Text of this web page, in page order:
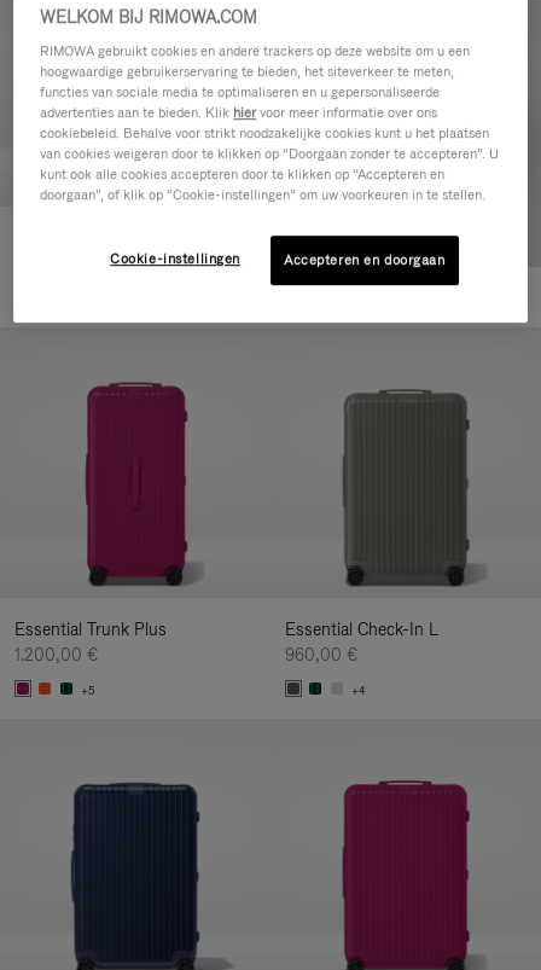
Essential Trunk Plus
1.200,00 €
+5
Essential Check-In L
960,00 €
+4
WELKOM BIJ RIMOWA.COM
RIMOWA gebruikt cookies en andere trackers op deze website om u een
hoogwaardige gebruikerservaring te bieden, het siteverkeer te meten,
functies van sociale media te optimaliseren en u gepersonaliseerde
advertenties aan te bieden. Klik hiervoor meer informatie over ons
cookiebeleid. Behalve voor strikt noodzakelijke cookies kunt u het plaatsen
van cookies weigeren door te klikken op “Doorgaan zonder te accepteren”. U
kunt ook alle cookies accepteren door te klikken op “Accepteren en
doorgaan”, of klik op “Cookie-instellingen” om uw voorkeuren in te stellen.
Cookie-instellingen Accepteren en doorgaan